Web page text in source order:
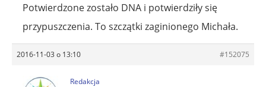
Potwierdzone zostało DNA i potwierdziły się
przypuszczenia. To szczątki zaginionego Michała.
2016-11-03 o 13:10 #152075
Redakcja